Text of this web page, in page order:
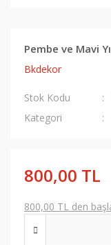
Pembe ve Mavi
Bkdekor
Stok Kodu
Kategori
800,00 TL
800,00 TL den